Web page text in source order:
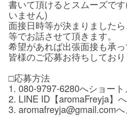
書いて頂けるとスムーズで
いません)
面接日時等が決まりました
等でお話させて頂きます。
希望があれば出張面接も承っ
皆様のご応募お待ちしており
□応募方法
1. 080-9797-6280へショー
2. LINE ID【aromaFreyja】
3. aromafreyja@gmail.com